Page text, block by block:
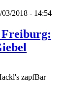
03/2018 - 14:54
Freiburg:
zapfBar